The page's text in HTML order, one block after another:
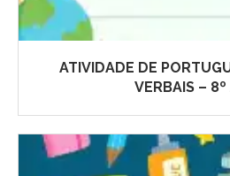
ATIVIDADE DE
VERBAIS – 8º